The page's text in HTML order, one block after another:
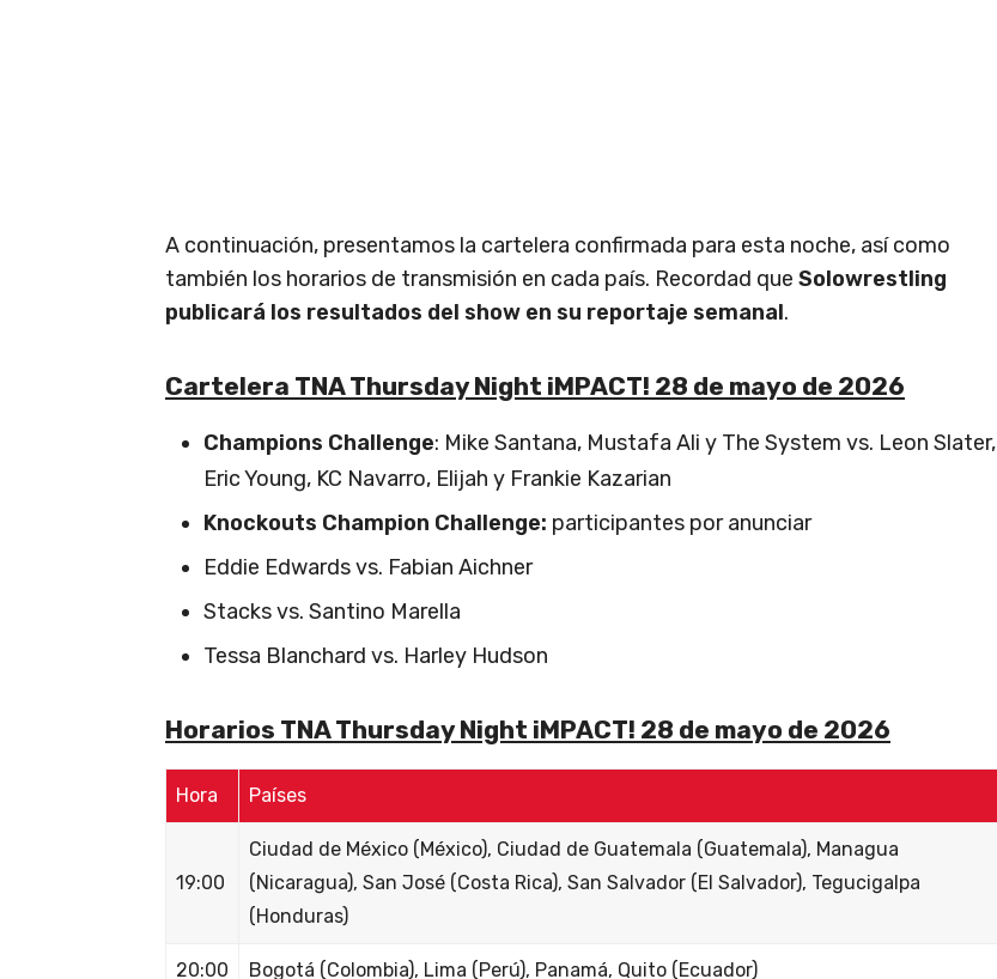
A continuación, presentamos la cartelera confirmada para esta noche, así como
también los horarios de transmisión en cada país. Recordad que Solowrestling
publicará los resultados del show en su reportaje semanal.
Cartelera TNA Thursday Night iMPACT! 28 de mayo de 2026
Champions Challenge: Mike Santana, Mustafa Ali y The System vs. Leon Slater,
Eric Young, KC Navarro, Elijah y Frankie Kazarian
Knockouts Champion Challenge: participantes por anunciar
Eddie Edwards vs. Fabian Aichner
Stacks vs. Santino Marella
Tessa Blanchard vs. Harley Hudson
Horarios TNA Thursday Night iMPACT! 28 de mayo de 2026
Hora Países
19:00
Ciudad de México (México), Ciudad de Guatemala (Guatemala), Managua
(Nicaragua), San José (Costa Rica), San Salvador (El Salvador), Tegucigalpa
(Honduras)
20:00 Bogotá (Colombia), Lima (Perú), Panamá, Quito (Ecuador)